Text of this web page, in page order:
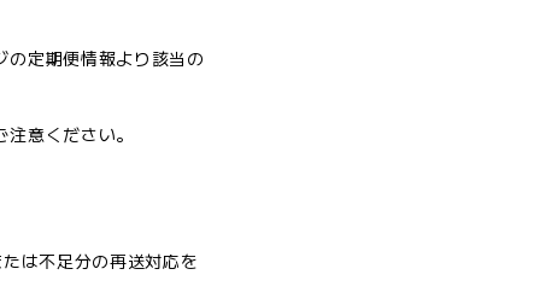
定期便情報より該当の
意ください。
は不足分の再送対応を